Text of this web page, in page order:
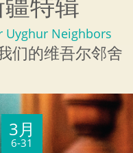
Uyghur Neighbors
们的维吾尔邻舍
3月
6-31